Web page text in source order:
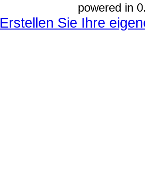
powered in
Erstellen Sie Ihre